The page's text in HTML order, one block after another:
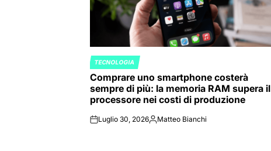
POSTED
IN
TECNOLOGIA
Comprare uno smartphone costerà
sempre di più: la memoria RAM supera il
processore nei costi di produzione
onLuglio 30, 2026Posted
Matteo Bianchi